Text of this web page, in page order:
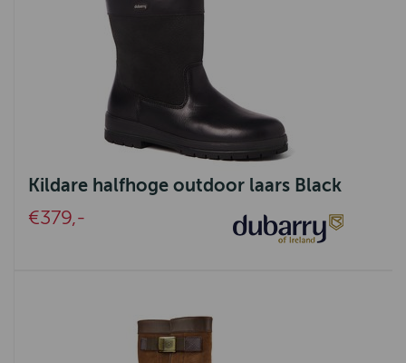
Kildare halfhoge outdoor laars Black
€379,-